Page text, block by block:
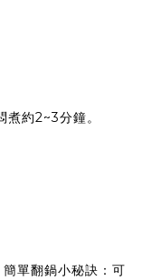
約2~3分鐘。
單翻鍋小秘訣：可